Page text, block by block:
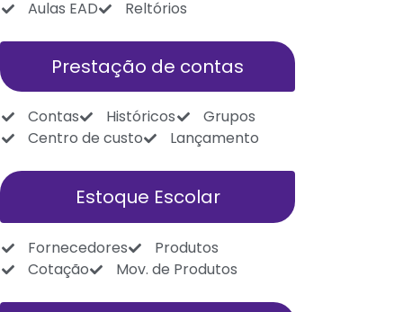
Aulas EAD Reltórios
Prestação de contas
Contas Históricos
Grupos
Centro de custo
Lançamento
Estoque Escolar
Fornecedores
Produtos
Cotação
Mov. de Produtos